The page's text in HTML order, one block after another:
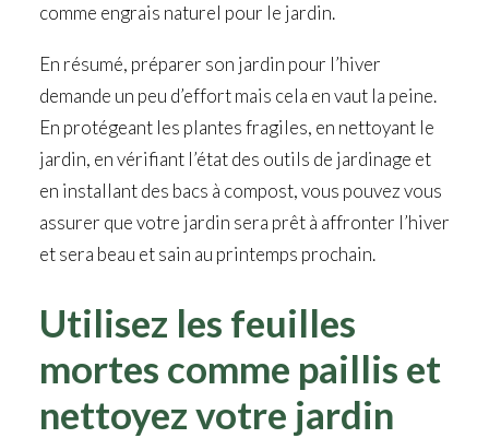
comme engrais naturel pour le jardin.
En résumé, préparer son jardin pour l’hiver
demande un peu d’effort mais cela en vaut la peine.
En protégeant les plantes fragiles, en nettoyant le
jardin, en vérifiant l’état des outils de jardinage et
en installant des bacs à compost, vous pouvez vous
assurer que votre jardin sera prêt à affronter l’hiver
et sera beau et sain au printemps prochain.
Utilisez les feuilles
mortes comme paillis et
nettoyez votre jardin